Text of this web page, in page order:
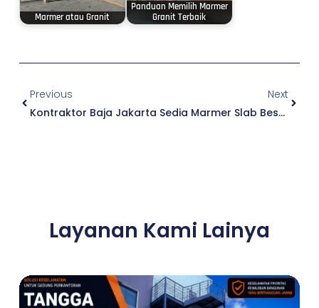
Marmer atau Granit
Panduan Memilih Marmer
Granit Terbaik
Previous
Kontraktor Baja Jakarta
Next
Sedia Marmer Slab Besar
Layanan Kami Lainya